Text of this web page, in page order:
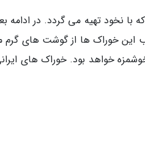
با نخود تهیه می گردد. در ادامه
این خوراک ها از گوشت های گرم
خواهد بود. خوراک های